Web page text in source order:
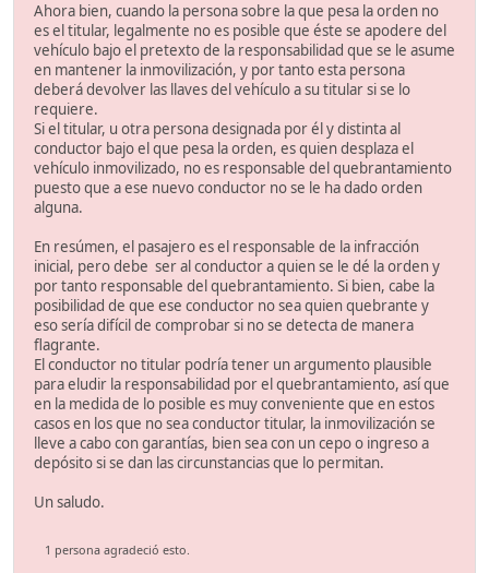
Ahora bien, cuando la persona sobre la que pesa la orden no
es el titular, legalmente no es posible que éste se apodere del
vehículo bajo el pretexto de la responsabilidad que se le asume
en mantener la inmovilización, y por tanto esta persona
deberá devolver las llaves del vehículo a su titular si se lo
requiere.
Si el titular, u otra persona designada por él y distinta al
conductor bajo el que pesa la orden, es quien desplaza el
vehículo inmovilizado, no es responsable del quebrantamiento
puesto que a ese nuevo conductor no se le ha dado orden
alguna.
En resúmen, el pasajero es el responsable de la infracción
inicial, pero debe ser al conductor a quien se le dé la orden y
por tanto responsable del quebrantamiento. Si bien, cabe la
posibilidad de que ese conductor no sea quien quebrante y
eso sería difícil de comprobar si no se detecta de manera
flagrante.
El conductor no titular podría tener un argumento plausible
para eludir la responsabilidad por el quebrantamiento, así que
en la medida de lo posible es muy conveniente que en estos
casos en los que no sea conductor titular, la inmovilización se
lleve a cabo con garantías, bien sea con un cepo o ingreso a
depósito si se dan las circunstancias que lo permitan.
Un saludo.
1 persona agradeció esto.